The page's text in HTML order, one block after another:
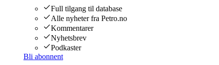
Full tilgang til database
Alle nyheter fra Petro.no
Kommentarer
Nyhetsbrev
Podkaster
Bli abonnent